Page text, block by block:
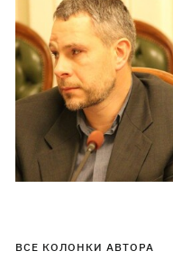
ВСЕ КОЛОНКИ АВТОРА